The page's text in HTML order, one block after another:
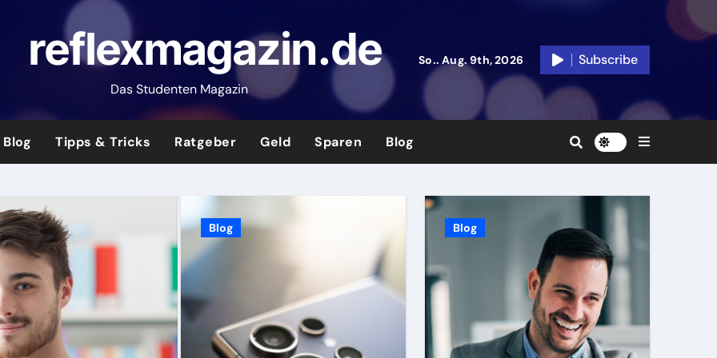
reflexmagazin.de
Das Studenten Magazin
So.. Aug. 9th, 2026 Subscribe
Blog Tipps & Tricks Ratgeber Geld Sparen Blog
Blog
Blog Blog